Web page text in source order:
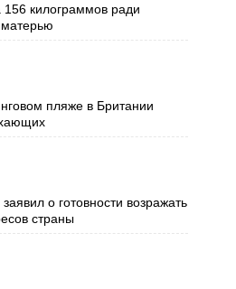
156 килограммов ради
матерью
пляже в Британии
о готовности возражать
страны